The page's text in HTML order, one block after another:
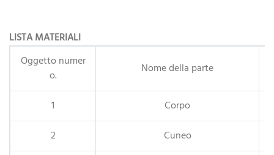
LISTA MATERIALI
Oggetto numer
o.
Nome della parte
1
Corpo
2
Cuneo